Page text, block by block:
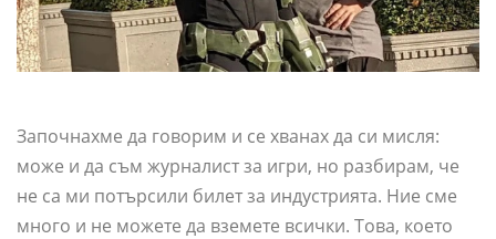
Започнахме да говорим и се хванах да си мисля:
може и да съм журналист за игри, но разбирам, че
не са ми потърсили билет за индустрията. Ние сме
много и не можете да вземете всички. Това, което